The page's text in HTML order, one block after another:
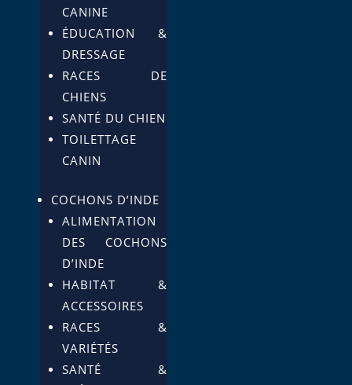
CANINE
ÉDUCATION &
DRESSAGE
RACES DE
CHIENS
SANTÉ DU CHIEN
TOILETTAGE
CANIN
COCHONS D’INDE
ALIMENTATION
DES COCHONS
D’INDE
HABITAT &
ACCESSOIRES
RACES &
VARIÉTÉS
SANTÉ &